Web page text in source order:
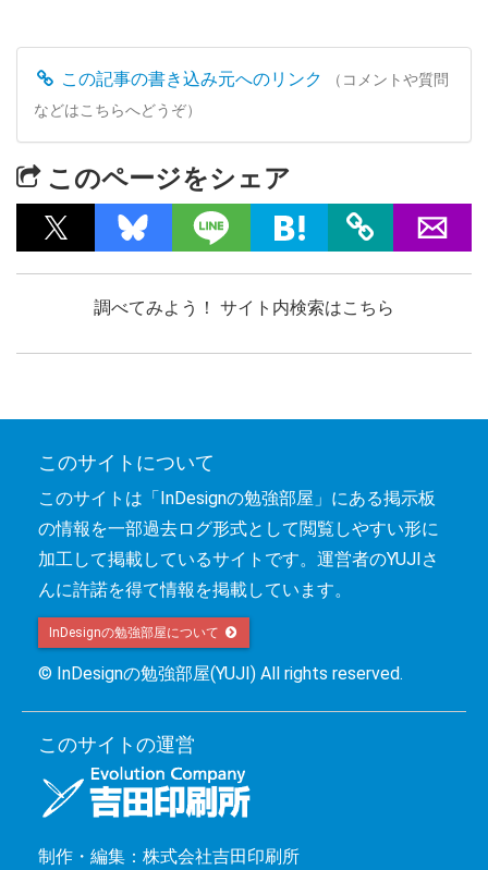
この記事の書き込み元へのリンク
（コメントや質問
などはこちらへどうぞ）
このページをシェア
調べてみよう！ サイト内検索はこちら
このサイトについて
このサイトは「InDesignの勉強部屋」にある掲示板
の情報を一部過去ログ形式として閲覧しやすい形に
加工して掲載しているサイトです。運営者のYUJIさ
んに許諾を得て情報を掲載しています。
InDesignの勉強部屋について
© InDesignの勉強部屋(YUJI) All rights reserved.
このサイトの運営
制作・編集：株式会社吉田印刷所